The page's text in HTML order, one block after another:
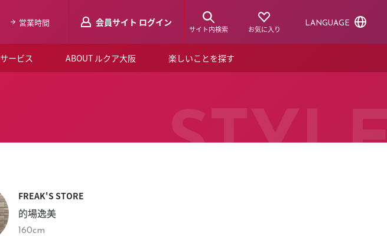
営業時間 会員サイト ログイン
サイト内検索 お気に入り
LANGUAGE
サービス ABOUT ルクア大阪
SNSアカウント一覧
LUCUAブライダルクラブ
楽しいことを探す
ショップニュース
ルクアスタイル
FREAK'S STORE
的場逸美
160cm